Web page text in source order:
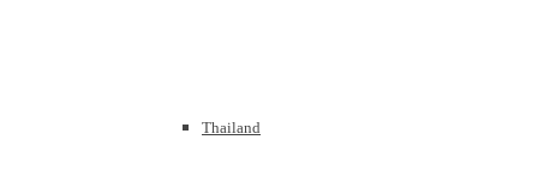
Thailand